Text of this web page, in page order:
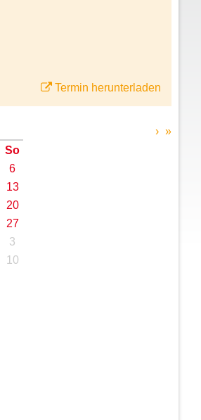
Termin herunterladen
So
6
13
20
27
3
10
› »